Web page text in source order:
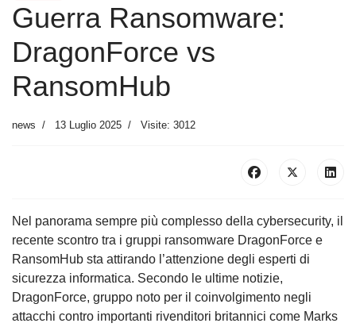
Guerra Ransomware:
DragonForce vs
RansomHub
news 13 Luglio 2025 Visite: 3012
Nel panorama sempre più complesso della cybersecurity, il
recente scontro tra i gruppi ransomware DragonForce e
RansomHub sta attirando l’attenzione degli esperti di
sicurezza informatica. Secondo le ultime notizie,
DragonForce, gruppo noto per il coinvolgimento negli
attacchi contro importanti rivenditori britannici come Marks